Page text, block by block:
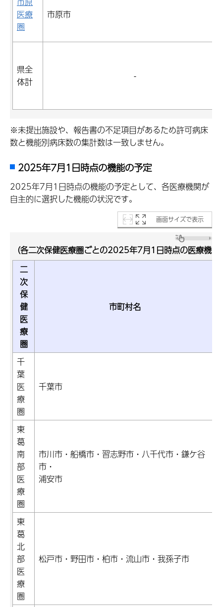
医療
圏
市原市
県全
体計
-
※未提出施設や、報告書の不足項目があるため許可病床
数と機能別病床数の集計数は一致しません。
2025年7月1日時点の機能の予定
2025年7月1日時点の機能の予定として、各医療機関が
自主的に選択した機能の状況です。
画面サイズで表示
（各二次保健医療圏ごとの2025年7月1日時点の医療機
二
次
保
健
医
療
圏
市町村名
千
葉
医
療
圏
千葉市
東
葛
南
部
医
療
圏
市川市・船橋市・習志野市・八千代市・鎌ケ谷
市・
浦安市
東
葛
北
部
医
療
圏
松戸市・野田市・柏市・流山市・我孫子市